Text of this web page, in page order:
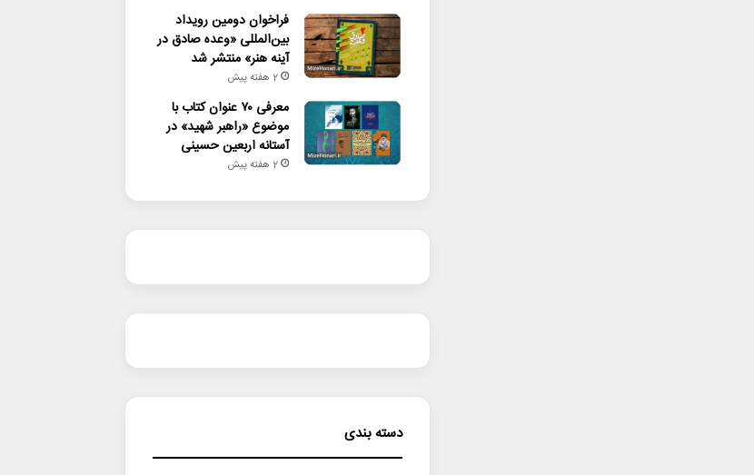
فراخوان دومین رویداد
بین‌المللی «وعده صادق در
آینه هنر» منتشر شد
2 هفته پیش
معرفی ۷۰ عنوان کتاب با
موضوع «راهبر شهید» در
آستانه اربعین حسینی
2 هفته پیش
دسته بندی